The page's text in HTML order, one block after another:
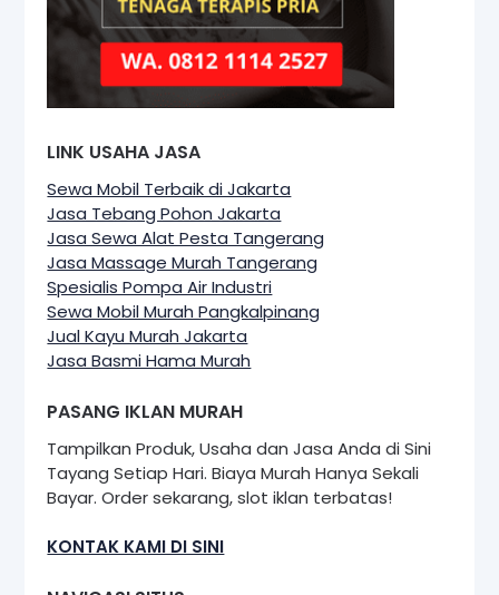
LINK USAHA JASA
Sewa Mobil Terbaik di Jakarta
Jasa Tebang Pohon Jakarta
Jasa Sewa Alat Pesta Tangerang
Jasa Massage Murah Tangerang
Spesialis Pompa Air Industri
Sewa Mobil Murah Pangkalpinang
Jual Kayu Murah Jakarta
Jasa Basmi Hama Murah
PASANG IKLAN MURAH
Tampilkan Produk, Usaha dan Jasa Anda di Sini
Tayang Setiap Hari. Biaya Murah Hanya Sekali
Bayar. Order sekarang, slot iklan terbatas!
KONTAK KAMI DI SINI